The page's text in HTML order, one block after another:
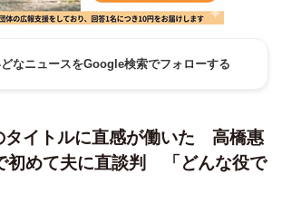
どなニュースをGoogle検索でフォローする
タイトルに直感が働いた 高橋惠
初めて夫に直談判 「どんな役で